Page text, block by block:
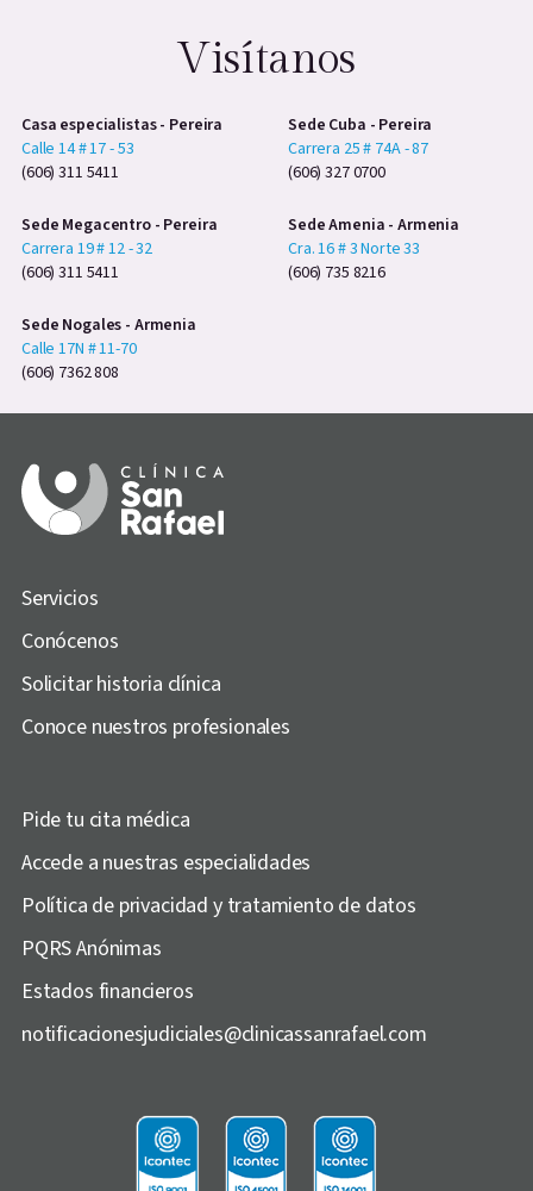
Visítanos
Casa especialistas - Pereira
Calle 14 # 17 - 53
(606) 311 5411
Sede Cuba - Pereira
Carrera 25 # 74A - 87
(606) 327 0700
Sede Megacentro - Pereira
Carrera 19 # 12 - 32
(606) 311 5411
Sede Amenia - Armenia
Cra. 16 # 3 Norte 33
(606) 735 8216
Sede Nogales - Armenia
Calle 17N # 11-70
(606) 7362 808
Servicios
Conócenos
Solicitar historia clínica
Conoce nuestros profesionales
Pide tu cita médica
Accede a nuestras especialidades
Política de privacidad y tratamiento de datos
PQRS Anónimas
Estados financieros
notificacionesjudiciales@clinicassanrafael.com